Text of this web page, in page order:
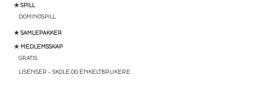
★ SPILL
DOMINOSPILL
★ SAMLEPAKKER
★ MEDLEMSSKAP
GRATIS
LISENSER – SKOLE OG ENKELTBRUKERE